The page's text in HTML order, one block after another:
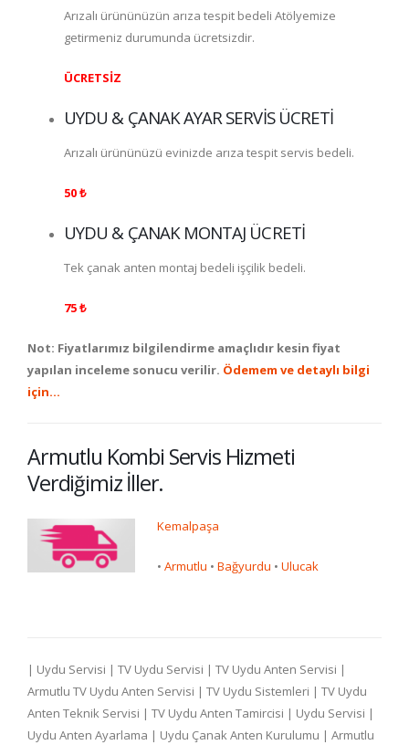
Arızalı ürününüzün arıza tespit bedeli Atölyemize
getirmeniz durumunda ücretsizdir.
ÜCRETSİZ
UYDU & ÇANAK AYAR SERVİS ÜCRETİ
Arızalı ürününüzü evinizde arıza tespit servis bedeli.
50 ₺
UYDU & ÇANAK MONTAJ ÜCRETİ
Tek çanak anten montaj bedeli işçilik bedeli.
75 ₺
Not: Fiyatlarımız bilgilendirme amaçlıdır kesin fiyat
yapılan inceleme sonucu verilir. Ödemem ve detaylı bilgi
için…
Armutlu Kombi Servis Hizmeti
Verdiğimiz İller.
Kemalpaşa
• Armutlu • Bağyurdu • Ulucak
| Uydu Servisi | TV Uydu Servisi | TV Uydu Anten Servisi |
Armutlu TV Uydu Anten Servisi | TV Uydu Sistemleri | TV Uydu
Anten Teknik Servisi | TV Uydu Anten Tamircisi | Uydu Servisi |
Uydu Anten Ayarlama | Uydu Çanak Anten Kurulumu | Armutlu